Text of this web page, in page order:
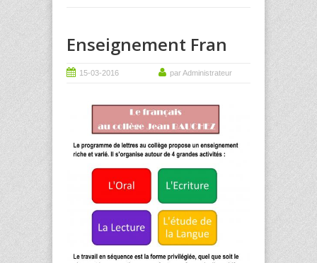
Enseignement Fran
15-03-2016 par Administrateur